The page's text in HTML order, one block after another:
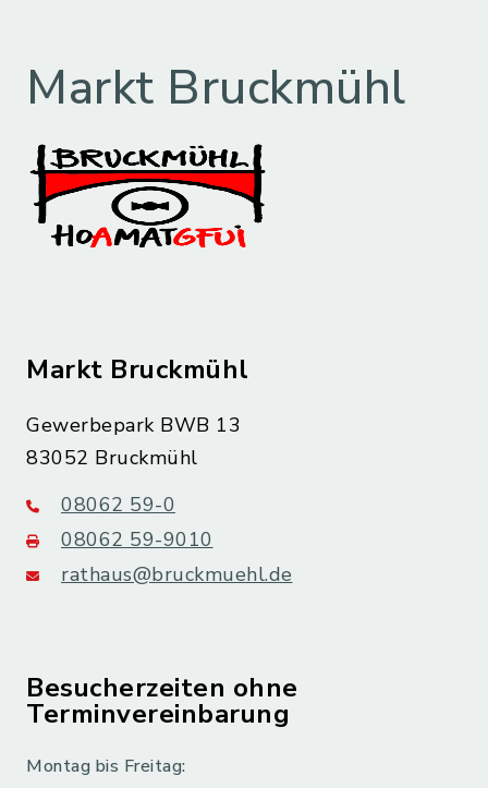
Markt Bruckmühl
Markt Bruckmühl
Gewerbepark BWB 13
83052 Bruckmühl
08062 59-0
08062 59-9010
rathaus@bruckmuehl.de
Besucherzeiten ohne
Terminvereinbarung
Montag bis Freitag: